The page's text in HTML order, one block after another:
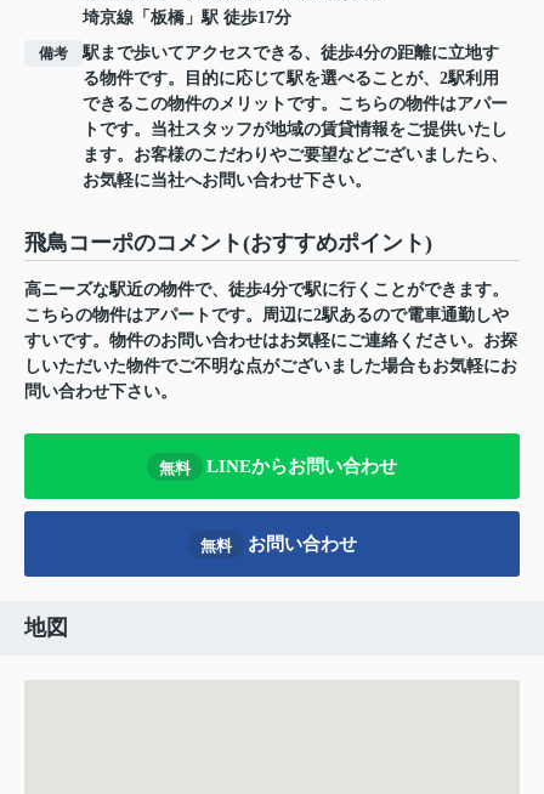
埼京線 「 板橋 」駅 徒歩17分
備考
駅まで歩いてアクセスできる、徒歩4分の距離に立地す
る物件です。目的に応じて駅を選べることが、2駅利用
できるこの物件のメリットです。こちらの物件はアパー
トです。当社スタッフが地域の賃貸情報をご提供いたし
ます。お客様のこだわりやご要望などございましたら、
お気軽に当社へお問い合わせ下さい。
飛鳥コーポのコメント(おすすめポイント)
高ニーズな駅近の物件で、徒歩4分で駅に行くことができます。
こちらの物件はアパートです。周辺に2駅あるので電車通勤しや
すいです。物件のお問い合わせはお気軽にご連絡ください。お探
しいただいた物件でご不明な点がございました場合もお気軽にお
問い合わせ下さい。
無料 LINEからお問い合わせ
無料 お問い合わせ
地図